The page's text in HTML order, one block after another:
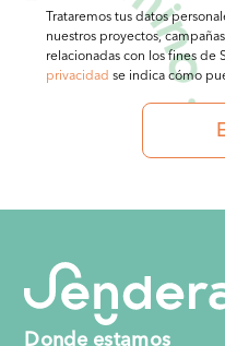
Trataremos tus datos
nuestros proyectos,
relacionadas con los fines de
privacidad se indica cómo
Donde estamos